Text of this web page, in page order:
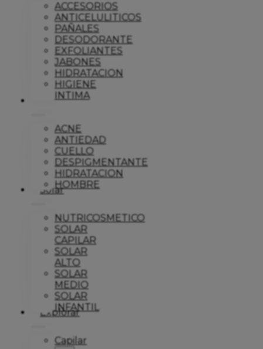
ACCESORIOS
ANTICELULITICOS
PAÑALES
DESODORANTE
EXFOLIANTES
JABONES
HIDRATACION
HIGIENE
INTIMA
Dermo
ACNE
ANTIEDAD
CUELLO
DESPIGMENTANTE
HIDRATACION
HOMBRE
Solar
NUTRICOSMETICO
SOLAR
CAPILAR
SOLAR
ALTO
SOLAR
MEDIO
SOLAR
INFANTIL
Explorar
Capilar